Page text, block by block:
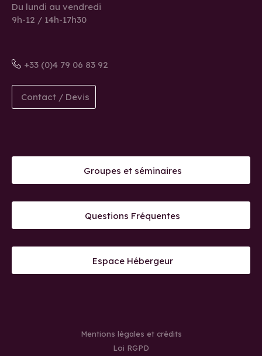
Du lundi au vendredi
9h-12 / 14h-17h30
+33 (0)4 79 06 83 92
Contact / Devis
Groupes et séminaires
Questions Fréquentes
Espace Hébergeur
Mentions légales et crédits
Loi RGPD